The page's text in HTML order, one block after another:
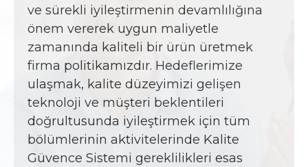
ve sürekli iyileştirmenin devamlılığına
önem vererek uygun maliyetle
zamanında kaliteli bir ürün üretmek
firma politikamızdır. Hedeflerimize
ulaşmak, kalite düzeyimizi gelişen
teknoloji ve müşteri beklentileri
doğrultusunda iyileştirmek için tüm
bölümlerinin aktivitelerinde Kalite
Güvence Sistemi gereklilikleri esas